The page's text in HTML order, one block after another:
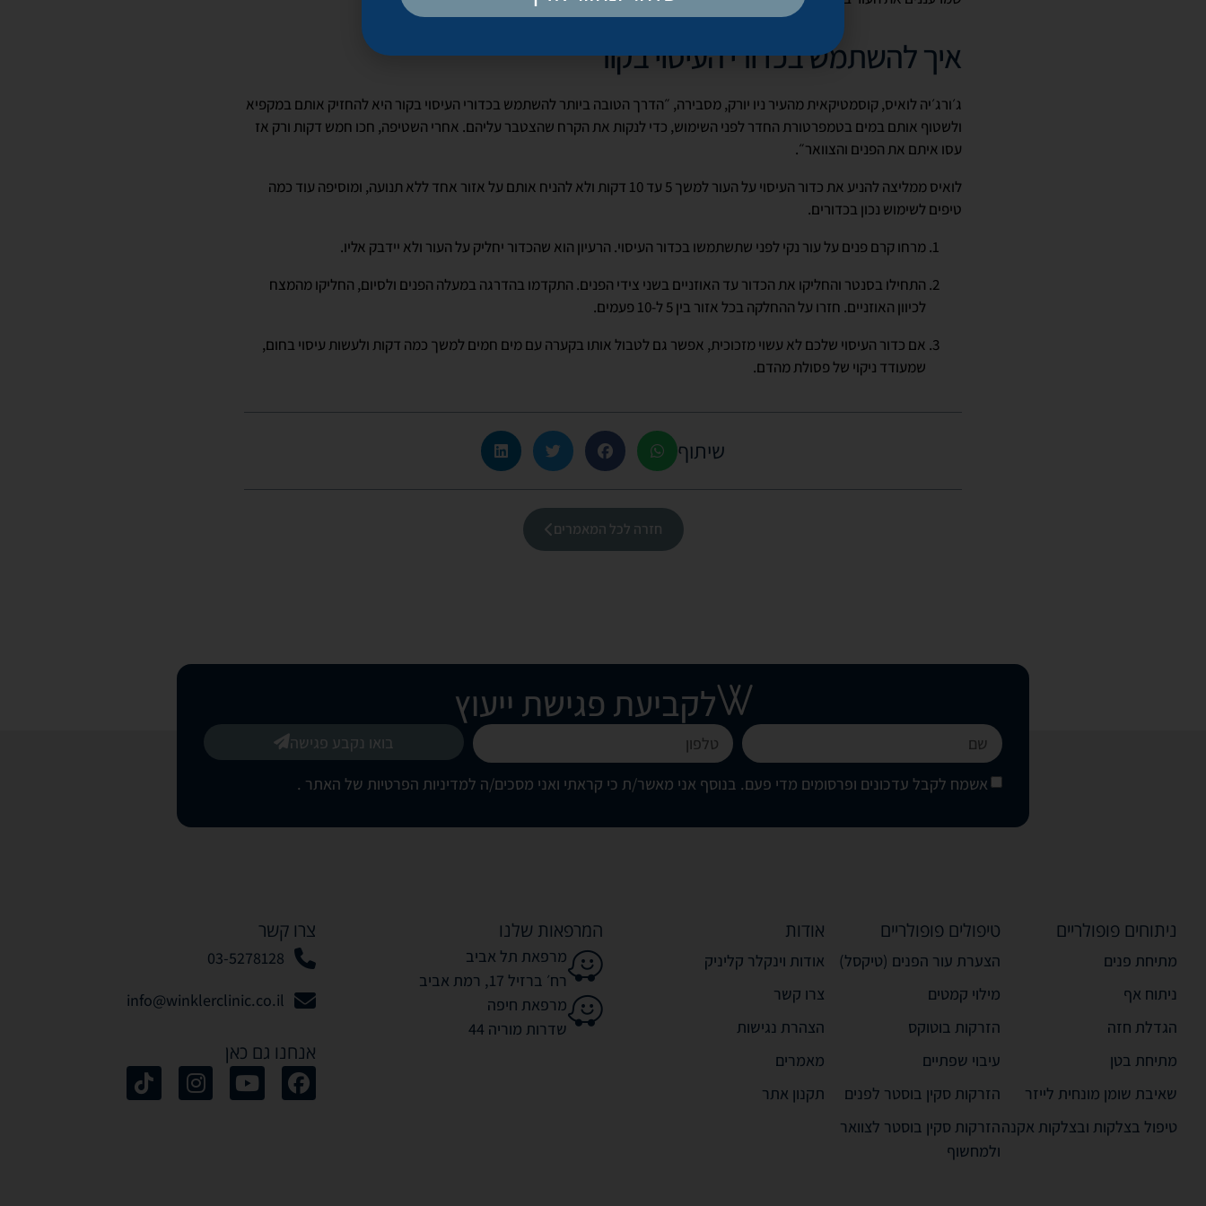
איך להשתמש בכדורי העיסוי בקור
ג׳ורג׳יה לואיס, קוסמטיקאית מהעיר ניו יורק, מסבירה, ״הדרך הטובה ביותר להשתמש בכדורי העיסוי בקור היא להחזיק אותם במקפיא
ולשטוף אותם במים בטמפרטורת החדר לפני השימוש, כדי לנקות את הקרח שהצטבר עליהם. אחרי השטיפה, חכו חמש דקות ורק אז
עסו איתם את הפנים והצוואר״.
לואיס ממליצה להניע את כדור העיסוי על העור למשך 5 עד 10 דקות ולא להניח אותם על אזור אחד ללא תנועה, ומוסיפה עוד כמה
טיפים לשימוש נכון בכדורים.
מרחו קרם פנים על עור נקי לפני שתשתמשו בכדור העיסוי. הרעיון הוא שהכדור יחליק על העור ולא יידבק אליו.
התחילו בסנטר והחליקו את הכדור עד האוזניים בשני צידי הפנים. התקדמו בהדרגה במעלה הפנים ולסיום, החליקו מהמצח
לכיוון האוזניים. חזרו על ההחלקה בכל אזור בין 5 ל-10 פעמים.
אם כדור העיסוי שלכם לא עשוי מזכוכית, אפשר גם לטבול אותו בקערה עם מים חמים למשך כמה דקות ולעשות עיסוי בחום,
שמעודד ניקוי של פסולת מהדם.
שיתוף
חזרה לכל המאמרים
לקביעת פגישת ייעוץ
אשמח לקבל עדכונים ופרסומים מדי פעם. בנוסף אני מאשר/ת כי קראתי ואני מסכים/ה למדיניות הפרטיות של האתר .
בואו נקבע פגישה
ניתוחים פופולריים
מתיחת פנים
ניתוח אף
הגדלת חזה
מתיחת בטן
שאיבת שומן מונחית לייזר
טיפול בצלקות ובצלקות אקנה
טיפולים פופולריים
הצערת עור הפנים (טיקסל)
מילוי קמטים
הזרקות בוטוקס
עיבוי שפתיים
הזרקות סקין בוסטר לפנים
הזרקות סקין בוסטר לצוואר
ולמחשוף
אודות
אודות וינקלר קליניק
צרו קשר
הצהרת נגישות
מאמרים
תקנון אתר
המרפאות שלנו
מרפאת תל אביב
רח׳ ברזיל 17, רמת אביב
מרפאת חיפה
שדרות מוריה 44
צרו קשר
03-5278128
info@winklerclinic.co.il
אנחנו גם כאן